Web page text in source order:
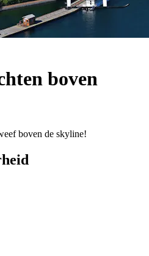
boven
boven de skyline!